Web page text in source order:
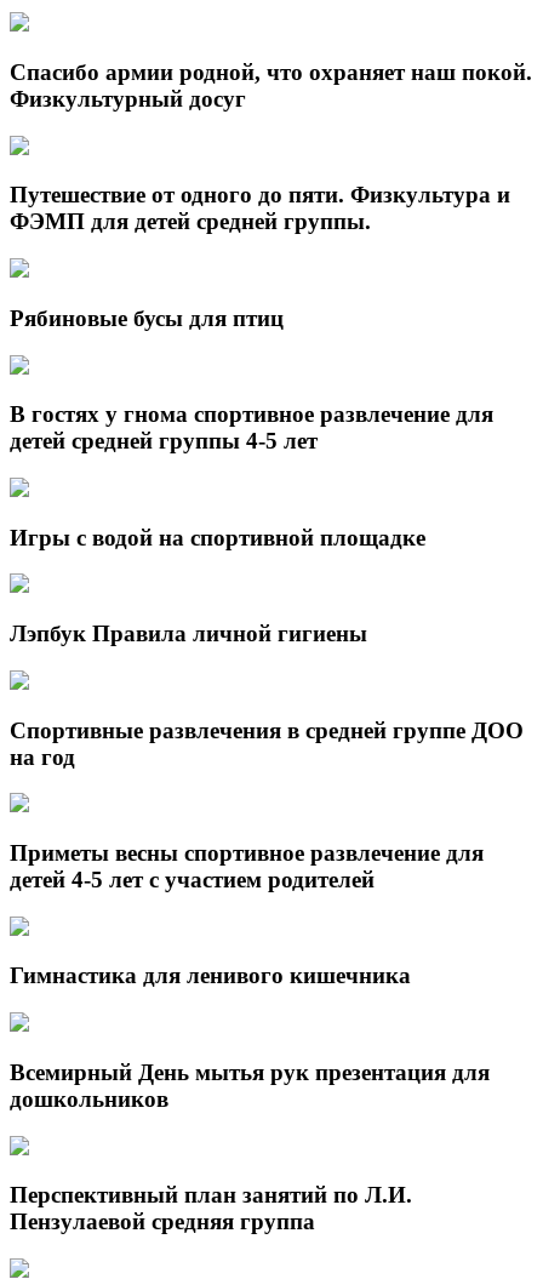
Спасибо армии родной, что охраняет наш покой.
Физкультурный досуг
Путешествие от одного до пяти. Физкультура и
ФЭМП для детей средней группы.
Рябиновые бусы для птиц
В гостях у гнома спортивное развлечение для
детей средней группы 4-5 лет
Игры с водой на спортивной площадке
Лэпбук Правила личной гигиены
Спортивные развлечения в средней группе ДОО
на год
Приметы весны спортивное развлечение для
детей 4-5 лет с участием родителей
Гимнастика для ленивого кишечника
Всемирный День мытья рук презентация для
дошкольников
Перспективный план занятий по Л.И.
Пензулаевой средняя группа